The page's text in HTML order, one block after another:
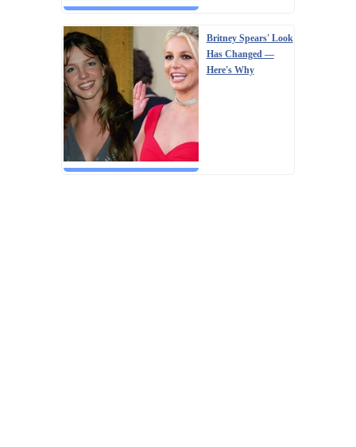
Britney Spears' Look
Has Changed —
Here's Why